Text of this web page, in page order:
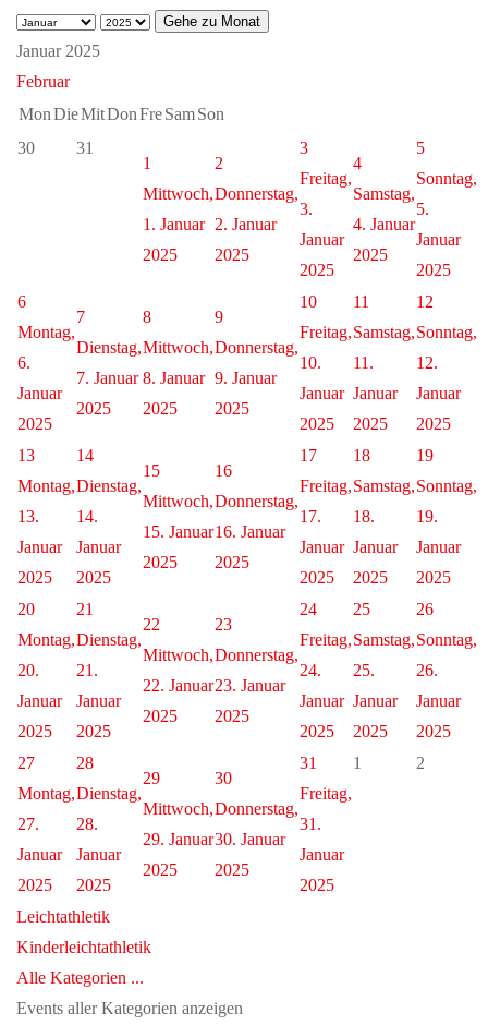
Gehe zu Monat
Januar 2025
Februar
MonDieMitDonFreSamSon
30
31
1
Mittwoch,
1. Januar
2025
2
Donnerstag,
2. Januar
2025
3
Freitag,
3.
Januar
2025
4
Samstag,
4. Januar
2025
5
Sonntag,
5.
Januar
2025
6
Montag,
6.
Januar
2025
7
Dienstag,
7. Januar
2025
8
Mittwoch,
8. Januar
2025
9
Donnerstag,
9. Januar
2025
10
Freitag,
10.
Januar
2025
11
Samstag,
11.
Januar
2025
12
Sonntag,
12.
Januar
2025
13
Montag,
13.
Januar
2025
14
Dienstag,
14.
Januar
2025
15
Mittwoch,
15. Januar
2025
16
Donnerstag,
16. Januar
2025
17
Freitag,
17.
Januar
2025
18
Samstag,
18.
Januar
2025
19
Sonntag,
19.
Januar
2025
20
Montag,
20.
Januar
2025
21
Dienstag,
21.
Januar
2025
22
Mittwoch,
22. Januar
2025
23
Donnerstag,
23. Januar
2025
24
Freitag,
24.
Januar
2025
25
Samstag,
25.
Januar
2025
26
Sonntag,
26.
Januar
2025
27
Montag,
27.
Januar
2025
28
Dienstag,
28.
Januar
2025
29
Mittwoch,
29. Januar
2025
30
Donnerstag,
30. Januar
2025
31
Freitag,
31.
Januar
2025
1 2
Leichtathletik
Kinderleichtathletik
Alle Kategorien ...
Events aller Kategorien anzeigen